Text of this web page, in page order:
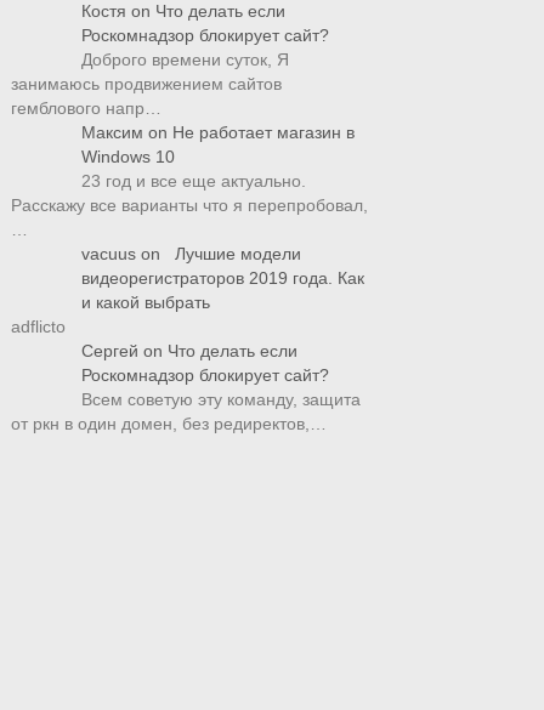
Костя on Что делать если
Роскомнадзор блокирует сайт?
Доброго времени суток, Я
занимаюсь продвижением сайтов
гемблового напр…
Максим on Не работает магазин в
Windows 10
23 год и все еще актуально.
Расскажу все варианты что я перепробовал,
vacuus on
Лучшие модели
видеорегистраторов 2019 года. Как
и какой выбрать
adflicto
Сергей on Что делать если
Роскомнадзор блокирует сайт?
Всем советую эту команду, защита
от ркн в один домен, без редиректов,…